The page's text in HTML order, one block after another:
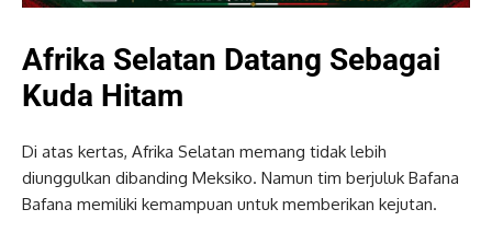
Afrika Selatan Datang Sebagai
Kuda Hitam
Di atas kertas, Afrika Selatan memang tidak lebih
diunggulkan dibanding Meksiko. Namun tim berjuluk Bafana
Bafana memiliki kemampuan untuk memberikan kejutan.